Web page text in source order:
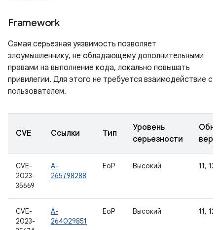
Framework
Самая серьезная уязвимость позволяет
злоумышленнику, не обладающему дополнительными
правами на выполнение кода, локально повышать
привилегии. Для этого не требуется взаимодействие с
пользователем.
CVE Ссылки Тип
Уровень
серьезности
CVE-
2023-
35669
A-
265798288
EoP Высокий 11, 12,
CVE-
2023-
A-
264029851
EoP Высокий 11, 12,